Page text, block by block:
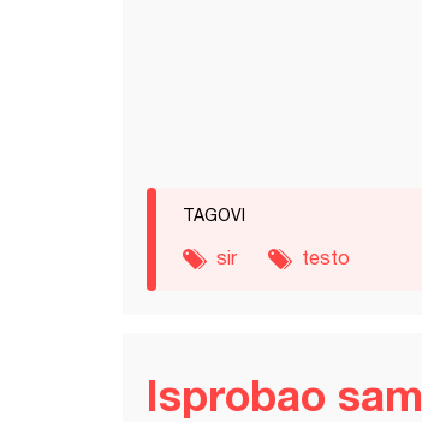
TAGOVI
sir testo
Isprobao sam